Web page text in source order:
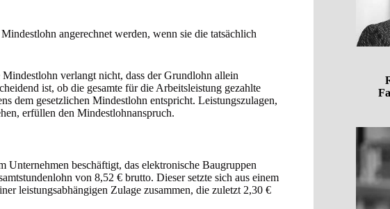
angerechnet werden, wenn sie die tatsächlich
Mindestlohn verlangt nicht, dass der Grundlohn allein
ist, ob die gesamte für die Arbeitsleistung gezahlte
dem gesetzlichen Mindestlohn entspricht. Leistungszulagen,
erfüllen den Mindestlohnanspruch.
beschäftigt, das elektronische Baugruppen
von 8,52 € brutto. Dieser setzte sich aus einem
leistungsabhängigen Zulage zusammen, die zuletzt 2,30 €